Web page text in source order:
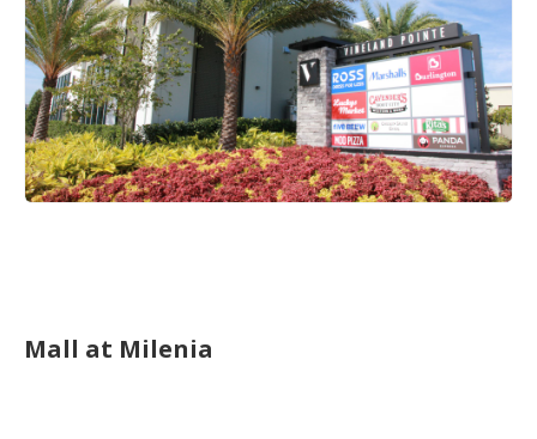
Mall at Milenia